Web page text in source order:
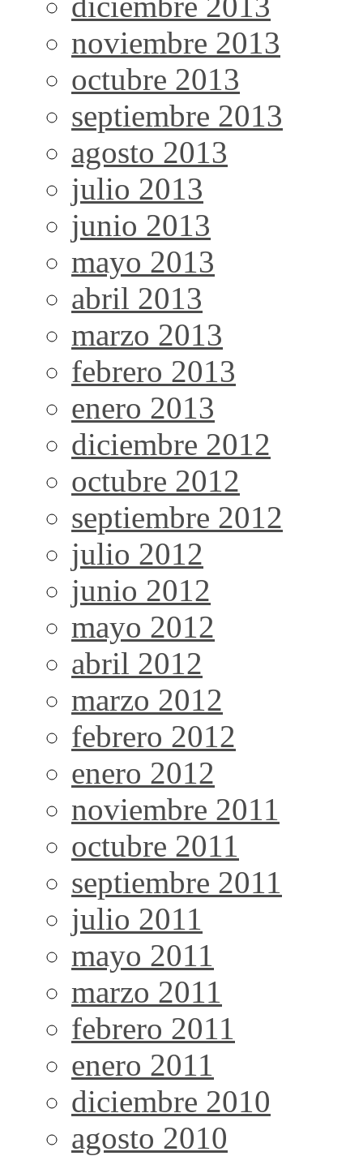
noviembre 2013
octubre 2013
septiembre 2013
agosto 2013
julio 2013
junio 2013
mayo 2013
abril 2013
marzo 2013
febrero 2013
enero 2013
diciembre 2012
octubre 2012
septiembre 2012
julio 2012
junio 2012
mayo 2012
abril 2012
marzo 2012
febrero 2012
enero 2012
noviembre 2011
octubre 2011
septiembre 2011
julio 2011
mayo 2011
marzo 2011
febrero 2011
enero 2011
diciembre 2010
agosto 2010